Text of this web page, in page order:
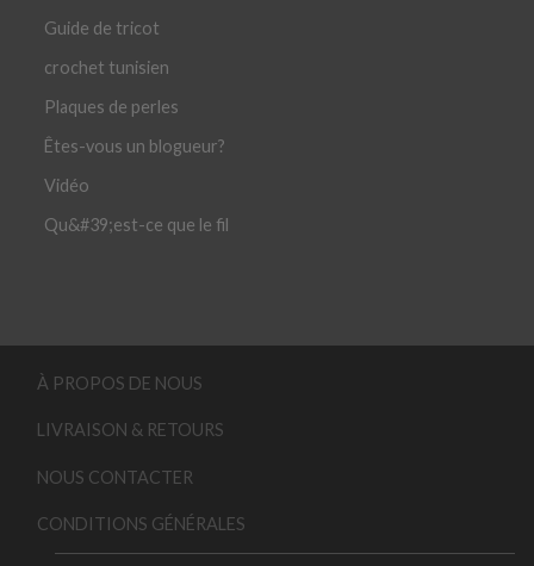
Guide de tricot
crochet tunisien
Plaques de perles
Êtes-vous un blogueur?
Vidéo
Qu&#39;est-ce que le fil
À PROPOS DE NOUS
LIVRAISON & RETOURS
NOUS CONTACTER
CONDITIONS GÉNÉRALES